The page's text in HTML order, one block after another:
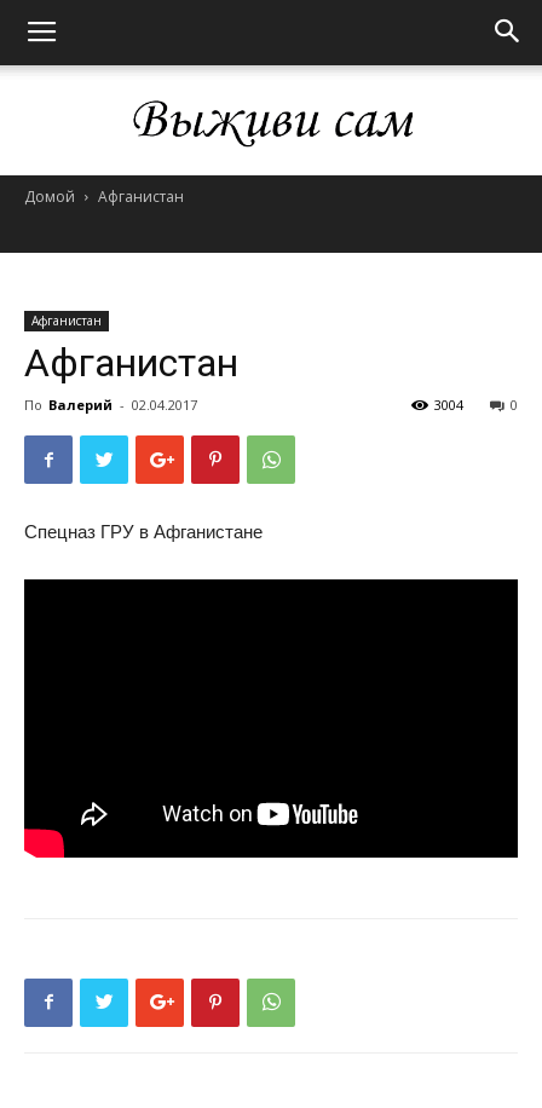
Домой Афганистан
Афганистан
Афганистан
По Валерий - 02.04.2017 0
3004
Спецназ ГРУ в Афганистане